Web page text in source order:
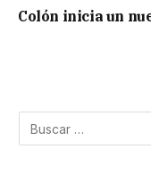
Colón inicia un